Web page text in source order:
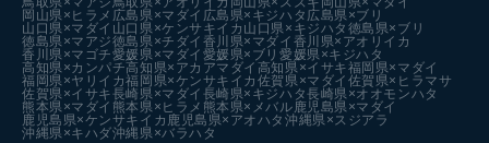
岡山県×ヒラメ 広島県×マダイ 広島県×キジハタ 広島県×ブリ
山口県×マダイ 山口県×ケンサキイカ 山口県×キジハタ 徳島県×ブリ
徳島県×マアジ徳島県×チダイ 香川県×マダイ 香川県×アオリイカ
香川県×マゴチ愛媛県×マダイ 愛媛県×ブリ愛媛県×キジハタ
高知県×カンパチ高知県×アカアマダイ 高知県×イサキ福岡県×マダイ
福岡県×ヤリイカ福岡県×ケンサキイカ 佐賀県×マダイ 佐賀県×ヒラマサ
佐賀県×イサキ長崎県×マダイ 長崎県×キジハタ長崎県×オオモンハタ
熊本県×マダイ 熊本県×ヒラメ 熊本県×メバル鹿児島県×マダイ
鹿児島県×ケンサキイカ 鹿児島県×アオハタ沖縄県×スジアラ
沖縄県×キハダ沖縄県×バラハタ